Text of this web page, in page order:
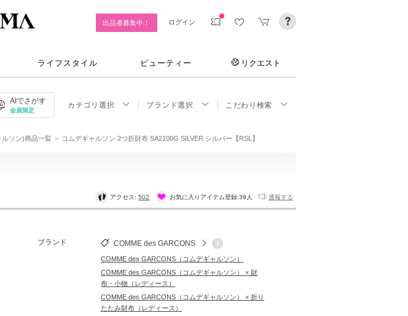
出品者募集中！ ログイン
ライフスタイル ビューティー リクエスト
AIでさがす
会員限定
カテゴリ選択 ブランド選択 こだわり検索
ソン)商品一覧 コムデギャルソン 2つ折財布 SA2100G SILVER シルバー【RSL】
アクセス:502 お気に入りアイテム登録:39人 通報する
ブランド COMME des GARCONS i
COMME des GARCONS（コムデギャルソン）
COMME des GARCONS（コムデギャルソン） × 財
布・小物（レディース）
COMME des GARCONS（コムデギャルソン） × 折り
たたみ財布（レディース）